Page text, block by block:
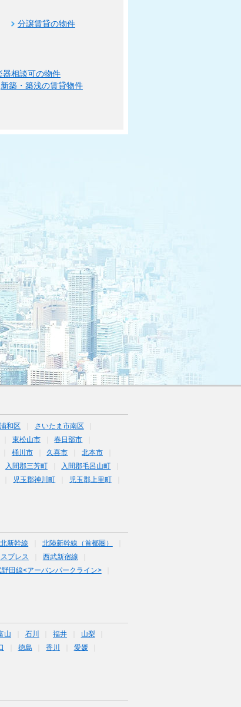
分譲賃貸の物件
器相談可の物件
新築・築浅の賃貸物件
和区
さいたま市南区
東松山市
春日部市
桶川市 久喜市
北本市
入間郡三芳町
入間郡毛呂山町
児玉郡神川町
児玉郡上里町
新幹線
北陸新幹線（首都圏）
プレス
西武新宿線
野田線<アーバンパークライン>
山 石川 福井
山梨
徳島 香川
愛媛